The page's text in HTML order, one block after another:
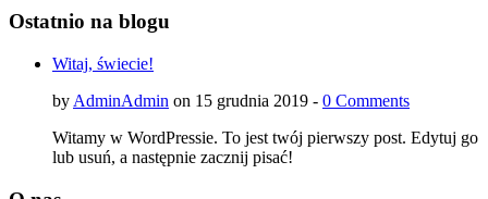
Ostatnio na blogu
Witaj, świecie!
by AdminAdmin on 15 grudnia 2019 - 0 Comments
Witamy w WordPressie. To jest twój pierwszy post. Edytuj go
lub usuń, a następnie zacznij pisać!